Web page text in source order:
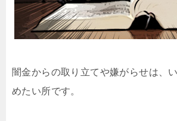
闇金からの取り立てや嫌がらせは、
めたい所です。